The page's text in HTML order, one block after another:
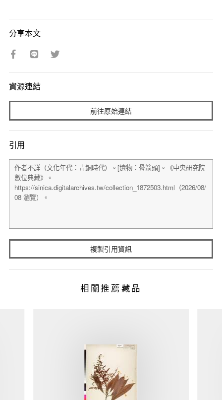
分享本文
資源連結
前往原始連結
引用
複製引用資訊
相關推薦藏品